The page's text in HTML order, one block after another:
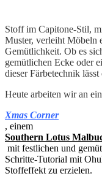
Stoff im Capitone-Stil,
Muster, verleiht Möbeln
Gemütlichkeit. Ob es
gemütlichen Ecke oder
dieser Färbetechnik
Heute arbeiten wir an
Xmas Corner
, einem
Southern Lotus
mit festlichen und
Schritte-Tutorial mit
Stoffeffekt zu erzielen.